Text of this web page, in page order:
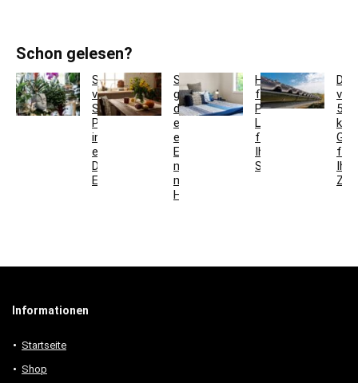
Schon gelesen?
So
verwandeln
Sie
Pflanzgefäße
in
einzigartige
Deko-
Elemente
So
gestaltest
du
ein
einladendes
Esszimmer
mit
modernen
Holzmöbeln
Hotelbettwäsche
für
Privatkunden:
Luxus
für
Ihr
Schlafzimmer
5
für
Ihr
Informationen
Startseite
Shop